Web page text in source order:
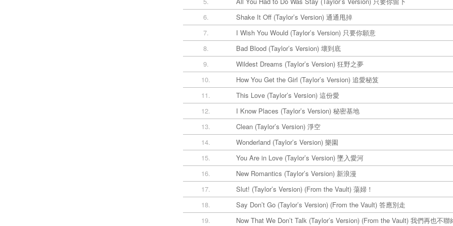
6.
Shake It Off (Taylor’s Version) 通通甩掉
7.
I Wish You Would (Taylor’s Version) 只要你願意
8.
Bad Blood (Taylor’s Version) 壞到底
9.
Wildest Dreams (Taylor’s Version) 狂野之夢
10.
How You Get the Girl (Taylor’s Version) 追愛秘笈
11.
This Love (Taylor’s Version) 這份愛
12.
I Know Places (Taylor’s Version) 秘密基地
13.
Clean (Taylor’s Version) 淨空
14.
Wonderland (Taylor’s Version) 樂園
15.
You Are in Love (Taylor’s Version) 墜入愛河
16.
New Romantics (Taylor’s Version) 新浪漫
17.
Slut! (Taylor’s Version) (From the Vault) 蕩婦！
18.
Say Don’t Go (Taylor’s Version) (From the Vault) 答應別走
19.
Now That We Don’t Talk (Taylor’s Version) (From the Vault) 我們再也不聯